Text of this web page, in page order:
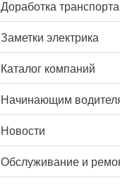
Доработка транспорта
Заметки электрика
Каталог компаний
Начинающим
Новости
Обслуживание и